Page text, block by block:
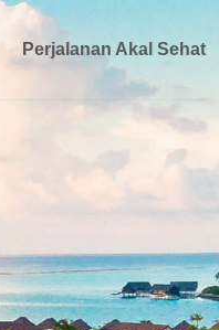
Perjalanan Akal Sehat